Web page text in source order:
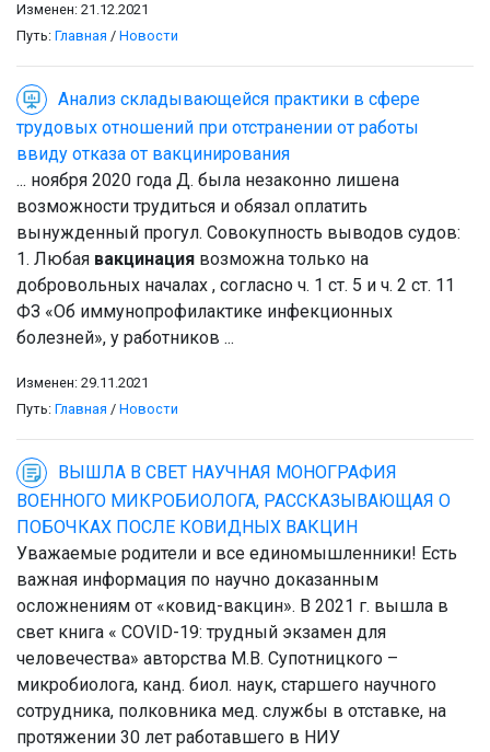
Изменен: 21.12.2021
Путь: Главная / Новости
Анализ складывающейся практики в сфере
трудовых отношений при отстранении от работы
ввиду отказа от вакцинирования
... ноября 2020 года Д. была незаконно лишена
возможности трудиться и обязал оплатить
вынужденный прогул. Совокупность выводов судов:
1. Любая вакцинация возможна только на
добровольных началах , согласно ч. 1 ст. 5 и ч. 2 ст. 11
ФЗ «Об иммунопрофилактике инфекционных
болезней», у работников ...
Изменен: 29.11.2021
Путь: Главная / Новости
ВЫШЛА В СВЕТ НАУЧНАЯ МОНОГРАФИЯ
ВОЕННОГО МИКРОБИОЛОГА, РАССКАЗЫВАЮЩАЯ О
ПОБОЧКАХ ПОСЛЕ КОВИДНЫХ ВАКЦИН
Уважаемые родители и все единомышленники! Есть
важная информация по научно доказанным
осложнениям от «ковид-вакцин». В 2021 г. вышла в
свет книга « COVID-19: трудный экзамен для
человечества» авторства М.В. Супотницкого –
микробиолога, канд. биол. наук, старшего научного
сотрудника, полковника мед. службы в отставке, на
протяжении 30 лет работавшего в НИУ